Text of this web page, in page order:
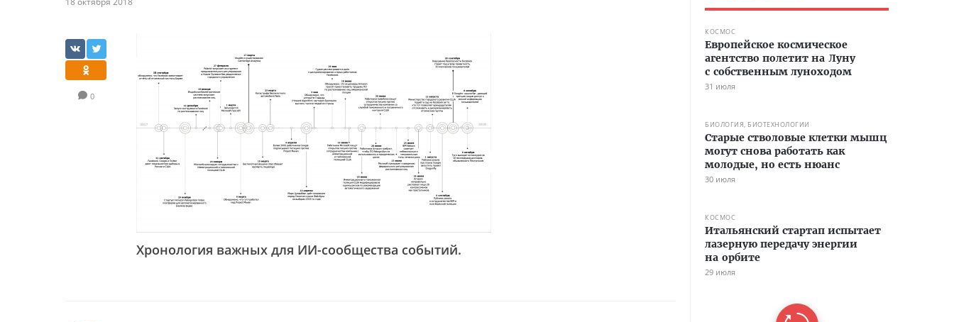
0
Хронология важных для ИИ-сообщества событий.
КОСМОС
Европейское космическое
агентство полетит на Луну
с собственным луноходом
31 июля
БИОЛОГИЯ, БИОТЕХНОЛОГИИ
Старые стволовые клетки мышц
могут снова работать как
молодые, но есть нюанс
30 июля
КОСМОС
Итальянский стартап испытает
лазерную передачу энергии
на орбите
29 июля